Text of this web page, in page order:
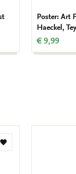
Poster: Art
Haeckel,
€ 9,99
Toevoegen